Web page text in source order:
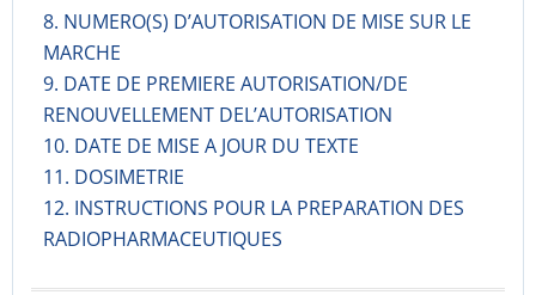
8. NUMERO(S) D’AUTORISATION DE MISE SUR LE
MARCHE
9. DATE DE PREMIERE AUTORISATION/DE
RENOUVELLEMENT DEL’AUTORISATION
10. DATE DE MISE A JOUR DU TEXTE
11. DOSIMETRIE
12. INSTRUCTIONS POUR LA PREPARATION DES
RADIOPHARMACE­UTIQUES